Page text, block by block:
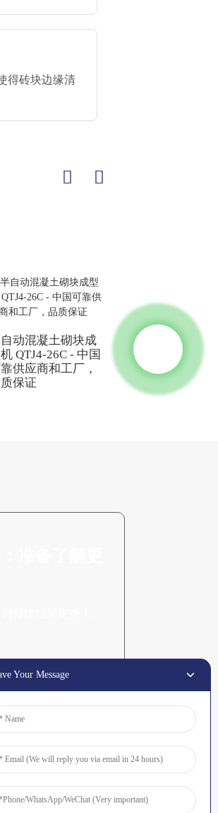
得砖块边缘清
动混凝土砌块成
QTJ4-26C - 中国
供应商和工厂，
保证
中国SY2-10全自
压互锁砖机 - 多
生产顶级供应商
厂
Your Message